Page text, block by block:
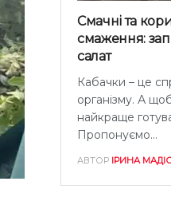
Смачні та
смаження:
салат
Кабачки – це
організму. А
найкраще
Пропонуємо...
АВТОР ІРИНА